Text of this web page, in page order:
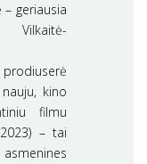
– geriausia
Vilkaitė-
kino
filmu
– tai